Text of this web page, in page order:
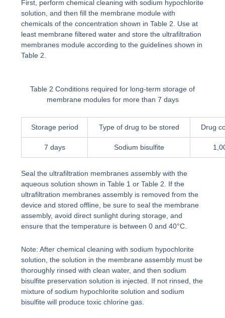
First, perform chemical cleaning with sodium hypochlorite
solution, and then fill the membrane module with
chemicals of the concentration shown in Table 2. Use at
least membrane filtered water and store the ultrafiltration
membranes module according to the guidelines shown in
Table 2.
Table 2 Conditions required for long-term storage of
membrane modules for more than 7 days
Storage period Type of drug to be stored Drug
7 days Sodium bisulfite
Seal the ultrafiltration membranes assembly with the
aqueous solution shown in Table 1 or Table 2. If the
ultrafiltration membranes assembly is removed from the
device and stored offline, be sure to seal the membrane
assembly, avoid direct sunlight during storage, and
ensure that the temperature is between 0 and 40°C.
Note: After chemical cleaning with sodium hypochlorite
solution, the solution in the membrane assembly must be
thoroughly rinsed with clean water, and then sodium
bisulfite preservation solution is injected. If not rinsed, the
mixture of sodium hypochlorite solution and sodium
bisulfite will produce toxic chlorine gas.